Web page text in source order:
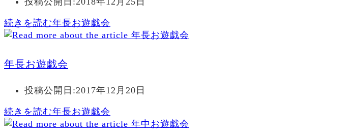
続きを読む年長お遊戯会
年長お遊戯会
投稿公開日:2017年12月20日
続きを読む年長お遊戯会